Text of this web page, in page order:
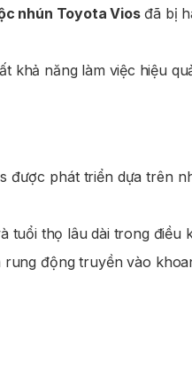
nhún Toyota Viosđã bị
khả năng làm việc hiệu
được phát triển dựa trên
thọ lâu dài trong điều
động truyền vào